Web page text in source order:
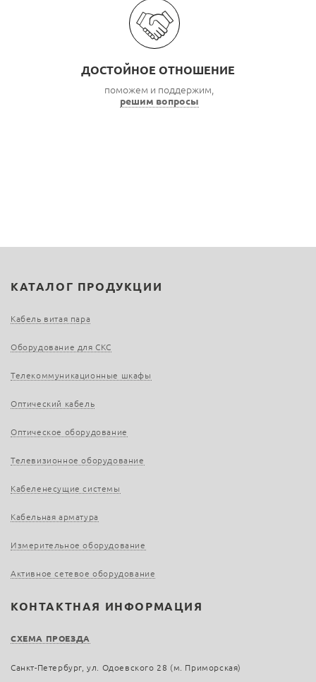
ДОСТОЙНОЕ ОТНОШЕНИЕ
поможем и поддержим,
решим вопросы
КАТАЛОГ ПРОДУКЦИИ
Кабель витая пара
Оборудование для СКС
Телекоммуникационные шкафы
Оптический кабель
Оптическое оборудование
Телевизионное оборудование
Кабеленесущие системы
Кабельная арматура
Измерительное оборудование
Активное сетевое оборудование
КОНТАКТНАЯ ИНФОРМАЦИЯ
СХЕМА ПРОЕЗДА
Санкт-Петербург, ул. Одоевского 28 (м. Приморская)